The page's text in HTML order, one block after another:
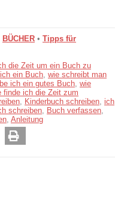
BÜCHER • Tipps für
die Zeit um ein Buch zu
ein Buch wie schreibt man
ich ein gutes Buch wie
finde ich die Zeit zum
Kinderbuch schreiben ich
schreiben Buch verfassen
Anleitung